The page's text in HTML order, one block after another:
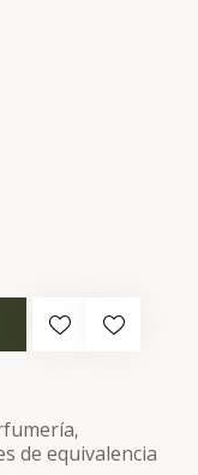
,
de equivalencia